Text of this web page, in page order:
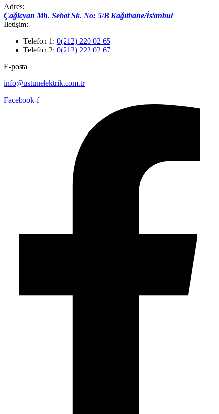
Adres:
Çağlayan Mh. Sebat Sk. No: 5/B Kağıthane/İstanbul
İletişim:
Telefon 1: 0(212) 220 02 65
Telefon 2: 0(212) 222 02 67
E-posta
info@ustunelektrik.com.tr
Facebook-f